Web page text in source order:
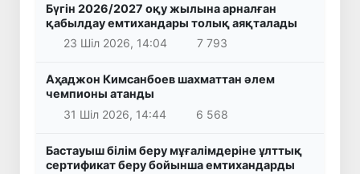
Бүгін 2026/2027 оқу жылына арналған
қабылдау емтихандары толық аяқталады
23 Шіл 2026, 14:04
7 793
Аҳаджон Кимсанбоев шахматтан әлем
чемпионы атанды
31 Шіл 2026, 14:44
6 568
Бастауыш білім беру мұғалімдеріне ұлттық
сертификат беру бойынша емтихандарды